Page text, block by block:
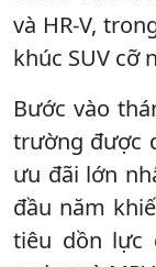
và HR-V,
khúc SUV cỡ
Bước vào
trường được
ưu đãi lớn
đầu năm
tiêu dồn lực